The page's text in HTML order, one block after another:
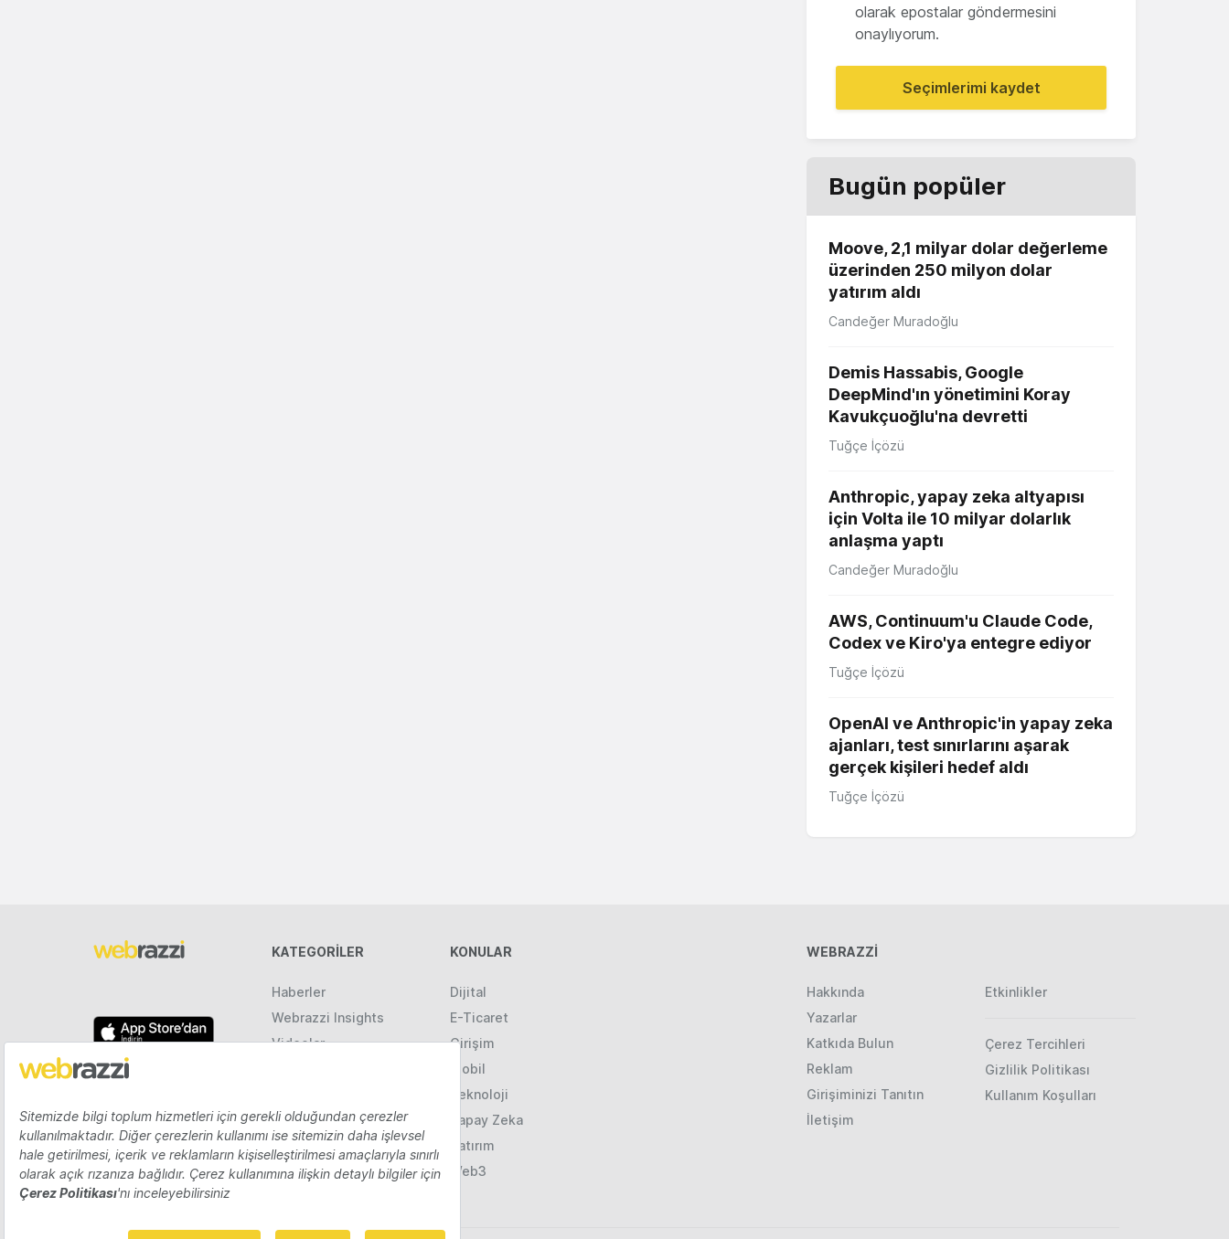
olarak epostalar göndermesini
onaylıyorum.
Seçimlerimi kaydet
Bugün popüler
Moove, 2,1 milyar dolar değerleme
üzerinden 250 milyon dolar
yatırım aldı
Candeğer Muradoğlu
Demis Hassabis, Google
DeepMind'ın yönetimini Koray
Kavukçuoğlu'na devretti
Tuğçe İçözü
Anthropic, yapay zeka altyapısı
için Volta ile 10 milyar dolarlık
anlaşma yaptı
Candeğer Muradoğlu
AWS, Continuum'u Claude Code,
Codex ve Kiro'ya entegre ediyor
Tuğçe İçözü
OpenAI ve Anthropic'in yapay zeka
ajanları, test sınırlarını aşarak
gerçek kişileri hedef aldı
Tuğçe İçözü
KATEGORILER
Haberler
Webrazzi Insights
Videolar
KONULAR
Dijital
E-Ticaret
Girişim
Mobil
Teknoloji
Yapay Zeka
Yatırım
Web3
WEBRAZZİ
Hakkında
Yazarlar
Katkıda Bulun
Reklam
Girişiminizi Tanıtın
İletişim
Etkinlikler
Çerez Tercihleri
Gizlilik Politikası
Kullanım Koşulları